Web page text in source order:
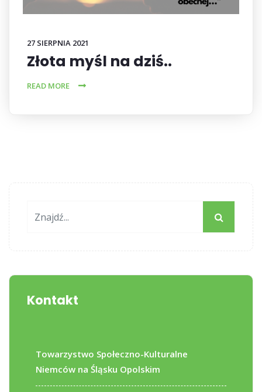
27 SIERPNIA 2021
Złota myśl na dziś..
READ MORE
Kontakt
Towarzystwo Społeczno-Kulturalne
Niemców na Śląsku Opolskim